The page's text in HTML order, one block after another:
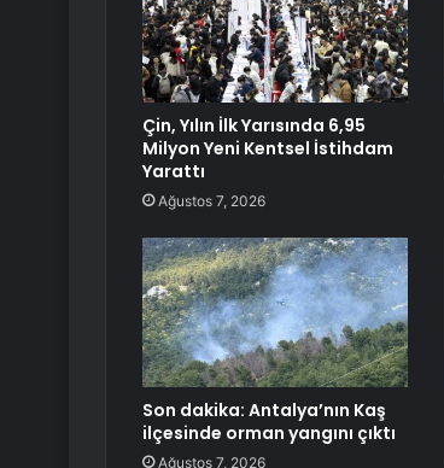
Çin, Yılın İlk Yarısında 6,95
Milyon Yeni Kentsel İstihdam
Yarattı
Ağustos 7, 2026
Son dakika: Antalya’nın Kaş
ilçesinde orman yangını çıktı
Ağustos 7, 2026